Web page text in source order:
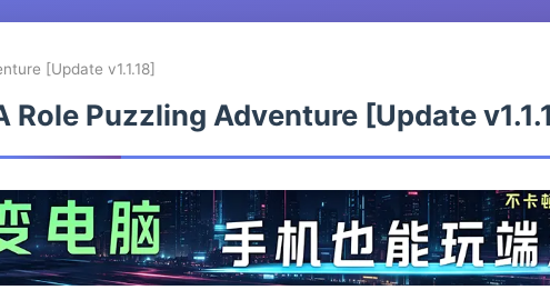
[Update v1.1.18]
Role Puzzling Adventure [Update